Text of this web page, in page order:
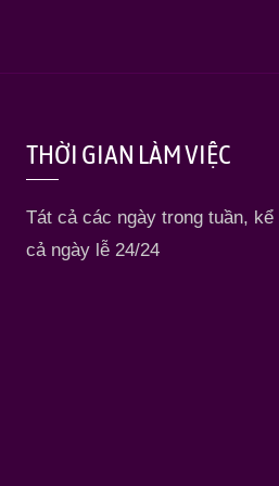
THỜI GIAN LÀM VIỆC
Tát cả các ngày trong tuần, kể
cả ngày lễ 24/24